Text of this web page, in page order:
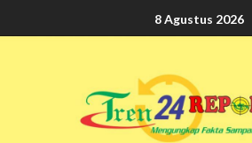
8 Agustus 2026